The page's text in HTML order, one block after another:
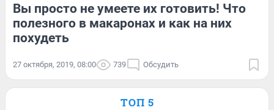
Вы просто не умеете их готовить! Что
полезного в макаронах и как на них
похудеть
27 октября, 2019, 08:00 739 Обсудить
ТОП 5